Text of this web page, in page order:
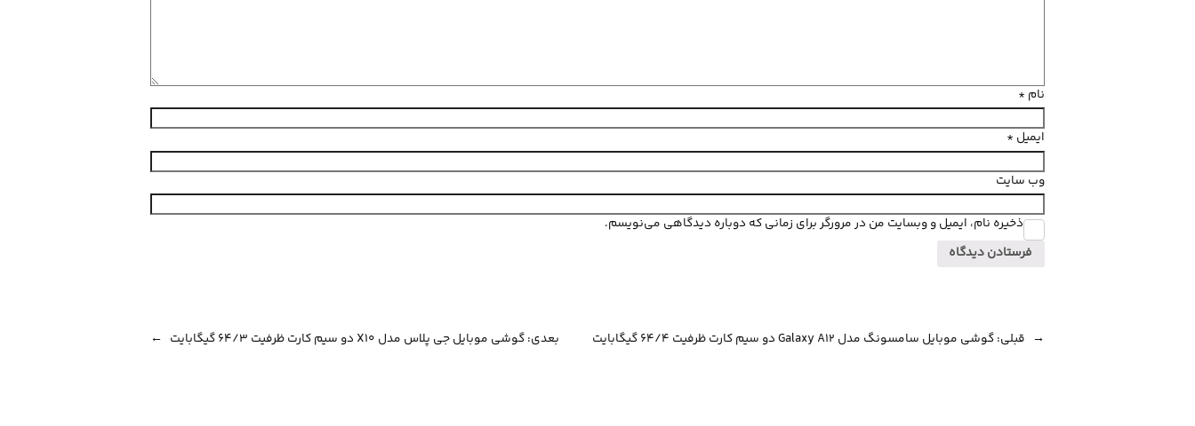
نام *
ایمیل *
وب‌ سایت
ذخیره نام، ایمیل و وبسایت من در مرورگر برای زمانی که دوباره دیدگاهی می‌نویسم.
← قبلی:گوشی موبایل سامسونگ مدل Galaxy A12 دو سیم کارت ظرفیت 64/4 گیگابایت بعدی:گوشی موبایل جی پلاس مدل X10 دو سیم کارت ظرفیت 64/3 گیگابایت →